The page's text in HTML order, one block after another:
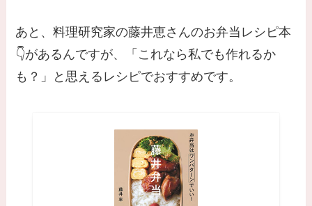
あと、料理研究家の藤井恵さんのお弁当レシピ本
👇があるんですが、「これなら私でも作れるか
も？」と思えるレシピでおすすめです。